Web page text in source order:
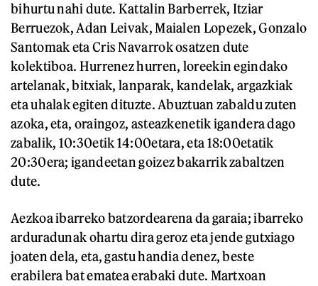
bihurtu nahi dute. Kattalin Barberrek, Itziar
Berruezok, Adan Leivak, Maialen Lopezek, Gonzalo
Santomak eta Cris Navarrok osatzen dute
kolektiboa. Hurrenez hurren, loreekin egindako
artelanak, bitxiak, lanparak, kandelak, argazkiak
eta uhalak egiten dituzte. Abuztuan zabaldu zuten
azoka, eta, oraingoz, asteazkenetik igandera dago
zabalik, 10:30etik 14:00etara, eta 18:00etatik
20:30era; igandeetan goizez bakarrik zabaltzen
dute.
Aezkoa ibarreko batzordearena da garaia; ibarreko
arduradunak ohartu dira geroz eta jende gutxiago
joaten dela, eta, gastu handia denez, beste
erabilera bat ematea erabaki dute. Martxoan